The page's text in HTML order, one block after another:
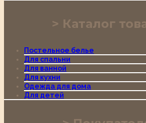
Каталог
Постельное белье
Для спальни
Для ванной
Для кухни
Одежда для дома
Для детей